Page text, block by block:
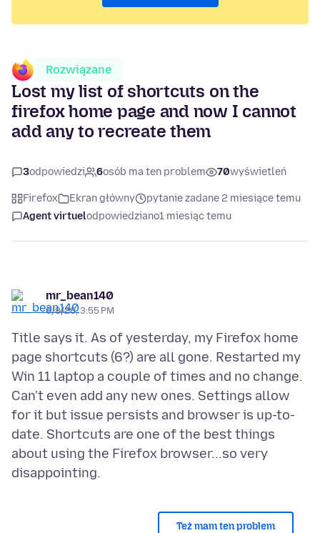
Rozwiązane
Lost my list of shortcuts on the
firefox home page and now I cannot
add any to recreate them
3odpowiedzi 6osób ma ten problem 70wyświetleń
Firefox Ekran główny
pytanie zadane 2 miesiące temu
Agent virtuelodpowiedziano1 miesiąc temu
mr_bean140
6/8/26, 3:55 PM
Title says it. As of yesterday, my Firefox home
page shortcuts (6?) are all gone. Restarted my
Win 11 laptop a couple of times and no change.
Can't even add any new ones. Settings allow
for it but issue persists and browser is up-to-
date. Shortcuts are one of the best things
about using the Firefox browser...so very
Też mam ten problem